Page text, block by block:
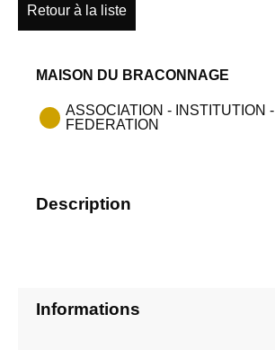
Retour à la liste
MAISON DU BRACONNAGE
ASSOCIATION - INSTITUTION -
FEDERATION
Description
Informations